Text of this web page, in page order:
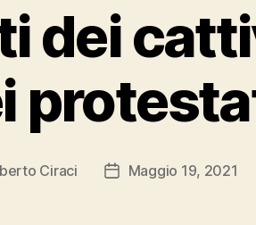
dei
Ciraci
DataMaggio 19, 2021